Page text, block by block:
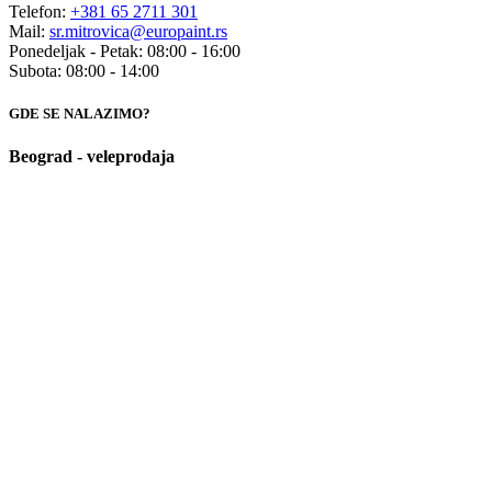
Telefon: +381 65 2711 301
Mail: sr.mitrovica@europaint.rs
Ponedeljak - Petak: 08:00 - 16:00
Subota: 08:00 - 14:00
GDE SE NALAZIMO?
Beograd - veleprodaja